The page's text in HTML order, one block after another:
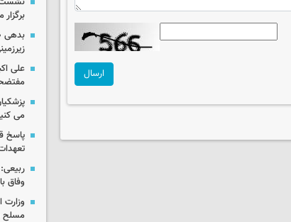
ارسال
علی
می
پاسخ
وفاق
مسلح